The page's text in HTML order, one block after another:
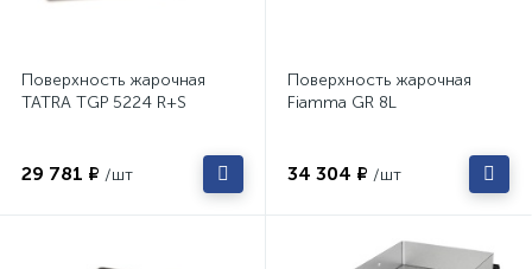
Поверхность жарочная
TATRA TGP 5224 R+S
29 781 ₽ /шт
Поверхность жарочная
Fiamma GR 8L
34 304 ₽ /шт